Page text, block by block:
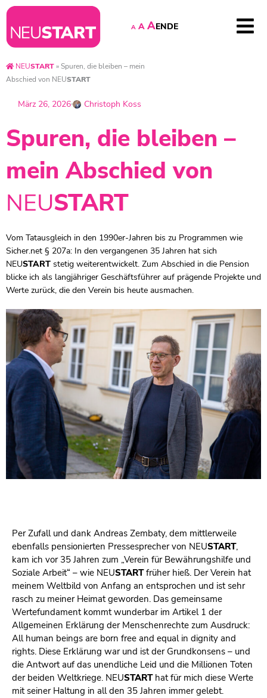
A A AENDE
NEUSTART»Spuren, die bleiben – mein
Abschied von NEUSTART
März 26, 2026 Christoph Koss
Spuren, die bleiben –
mein Abschied von
NEUSTART
Vom Tatausgleich in den 1990er-Jahren bis zu Programmen wie
Sicher.net § 207a: In den vergangenen 35 Jahren hat sich
NEUSTART stetig weiterentwickelt. Zum Abschied in die Pension
blicke ich als langjähriger Geschäftsführer auf prägende Projekte und
Werte zurück, die den Verein bis heute ausmachen.
Per Zufall und dank Andreas Zembaty, dem mittlerweile
ebenfalls pensionierten Pressesprecher von NEUSTART,
kam ich vor 35 Jahren zum „Verein für Bewährungshilfe und
Soziale Arbeit“ – wie NEUSTARTfrüher hieß. Der Verein hat
meinem Weltbild von Anfang an entsprochen und ist sehr
rasch zu meiner Heimat geworden. Das gemeinsame
Wertefundament kommt wunderbar im Artikel 1 der
Allgemeinen Erklärung der Menschenrechte zum Ausdruck:
All human beings are born free and equal in dignity and
rights. Diese Erklärung war und ist der Grundkonsens – und
die Antwort auf das unendliche Leid und die Millionen Toten
der beiden Weltkriege. NEUSTARThat für mich diese Werte
mit seiner Haltung in all den 35 Jahren immer gelebt.